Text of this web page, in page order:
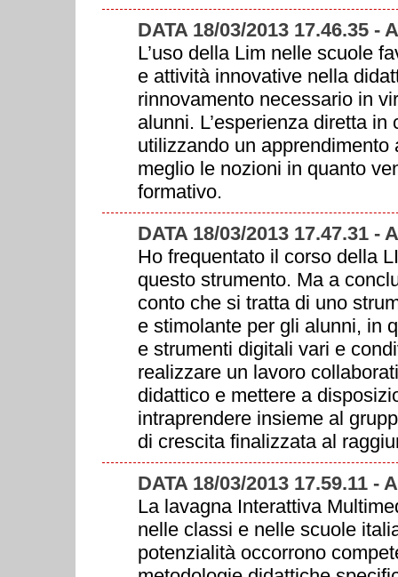
DATA 18/03/2013 17.46.35 -
L’uso della Lim nelle scuole
e attività innovative nella
rinnovamento necessario in
alunni. L’esperienza diretta
utilizzando un
meglio le nozioni in quanto
formativo.
DATA 18/03/2013 17.47.31 -
Ho frequentato il corso della
questo strumento. Ma a
conto che si tratta di uno
e stimolante per gli alunni, in
e strumenti digitali vari e
realizzare un lavoro
didattico e mettere a
intraprendere insieme al
di crescita finalizzata al
DATA 18/03/2013 17.59.11 -
La lavagna Interattiva
nelle classi e nelle scuole
potenzialità occorrono